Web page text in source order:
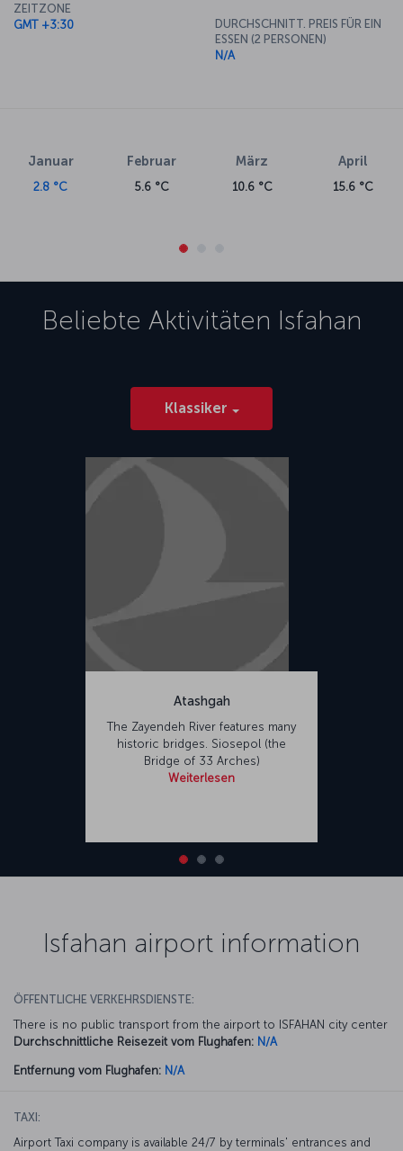
ZEITZONE
GMT +3:30
DURCHSCHNITT. PREIS FÜR EIN
ESSEN (2 PERSONEN)
N/A
Januar
2.8 °C
Februar
5.6 °C
März
10.6 °C
April
15.6 °C
Beliebte Aktivitäten Isfahan
Klassiker
Atashgah
The Zayendeh River features many
historic bridges. Siosepol (the
Bridge of 33 Arches)
Weiterlesen
Isfahan airport information
ÖFFENTLICHE VERKEHRSDIENSTE:
There is no public transport from the airport to ISFAHAN city center
Durchschnittliche Reisezeit vom Flughafen: N/A
Entfernung vom Flughafen: N/A
TAXI:
Airport Taxi company is available 24/7 by terminals' entrances and